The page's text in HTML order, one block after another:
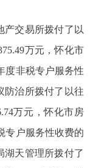
产交易所拨付了以
万元，怀化市
度非税专户服务性
防治所拨付了以往
万元，怀化市房
专户服务性收费的
湖天管理所拨付了